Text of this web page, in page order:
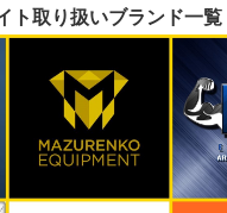
ト取り扱いブランド一覧